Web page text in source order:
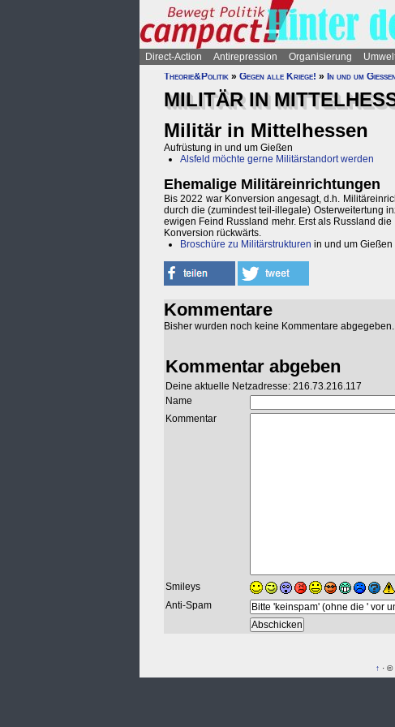
Direct-Action Antirepression Organisierung
Theorie&Politik » Gegen alle Kriege! » In und um
MILITÄR IN
Militär in Mittelhessen
Aufrüstung in und um Gießen
Alsfeld möchte gerne Militärstandort werden
Ehemalige Militäreinrichtungen
Bis 2022 war Konversion angesagt, d.h.
durch die (zumindest teil-illegale) Osterweitertung
ewigen Feind Russland mehr. Erst als Russland
Konversion rückwärts.
Broschüre zu Militärstrukturen in und um Gießen
Kommentare
Bisher wurden noch keine Kommentare abgegeben.
Kommentar abgeben
Deine aktuelle Netzadresse: 216.73.216.117
Name
Kommentar
Smileys
Anti-Spam
↑ ·